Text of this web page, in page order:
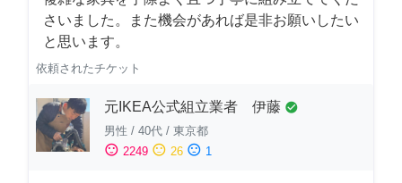
さいました。また機会があれば是非お願いしたい
と思います。
依頼されたチケット
元IKEA公式組立業者 伊藤 check_circle
男性 / 40代 / 東京都
sentiment_satisfied 2249 sentiment_neutral 26 sentiment_dissatisfied 1